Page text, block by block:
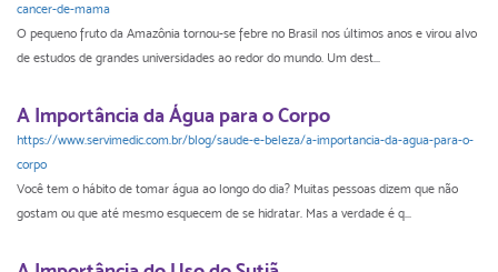
cancer-de-mama
O pequeno fruto da Amazônia tornou-se febre no Brasil nos últimos anos e virou alvo
de estudos de grandes universidades ao redor do mundo. Um dest...
A Importância da Água para o Corpo
https://www.servimedic.com.br/blog/saude-e-beleza/a-importancia-da-agua-para-o-
corpo
Você tem o hábito de tomar água ao longo do dia? Muitas pessoas dizem que não
gostam ou que até mesmo esquecem de se hidratar. Mas a verdade é q...